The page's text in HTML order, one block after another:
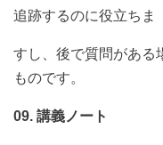
追跡するのに役立ちま
すし、後で質問がある
ものです。
09. 講義ノート